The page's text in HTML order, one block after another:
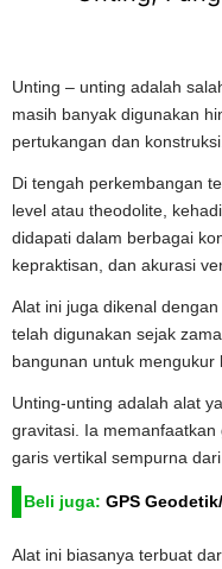
Unting – unting adalah
masih banyak digunakan
pertukangan dan konstruksi.
Di tengah perkembangan
level atau theodolite,
didapati dalam berbagai
kepraktisan, dan akurasi
Alat ini juga dikenal
telah digunakan sejak
bangunan untuk mengukur
Unting-unting adalah alat
gravitasi. Ia
garis vertikal sempurna
Beli juga:GPS
Alat ini biasanya terbuat